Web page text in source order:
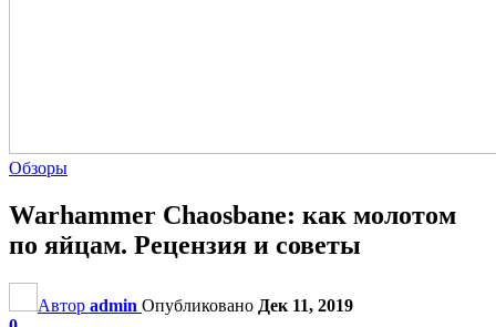
Обзоры
Warhammer Chaosbane: как молотом
по яйцам. Рецензия и советы
Автор admin Опубликовано Дек 11, 2019